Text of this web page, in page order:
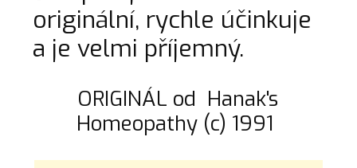
originální, rychle účinkuje
a je velmi příjemný.
ORIGINÁL od Hanak's
Homeopathy (c) 1991